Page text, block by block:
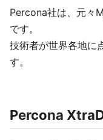
Percona社は、元々
です。
技術者が世界各地に
す。
Percona